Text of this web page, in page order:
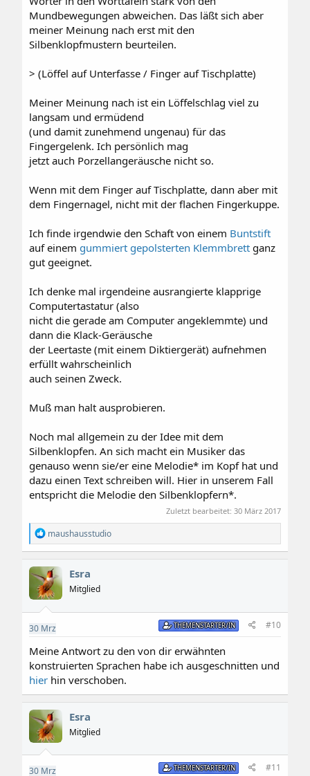
Mundbewegungen abweichen. Das läßt sich aber
meiner Meinung nach erst mit den
Silbenklopfmustern beurteilen.
> (Löffel auf Unterfasse / Finger auf Tischplatte)
Meiner Meinung nach ist ein Löffelschlag viel zu
langsam und ermüdend
(und damit zunehmend ungenau) für das
Fingergelenk. Ich persönlich mag
jetzt auch Porzellangeräusche nicht so.
Wenn mit dem Finger auf Tischplatte, dann aber mit
dem Fingernagel, nicht mit der flachen Fingerkuppe.
Ich finde irgendwie den Schaft von einem Buntstift
auf einemgummiert gepolsterten Klemmbrett ganz
gut geeignet.
Ich denke mal irgendeine ausrangierte klapprige
Computertastatur (also
nicht die gerade am Computer angeklemmte) und
dann die Klack-Geräusche
der Leertaste (mit einem Diktiergerät) aufnehmen
erfüllt wahrscheinlich
auch seinen Zweck.
Muß man halt ausprobieren.
Noch mal allgemein zu der Idee mit dem
Silbenklopfen. An sich macht ein Musiker das
genauso wenn sie/er eine Melodie* im Kopf hat und
dazu einen Text schreiben will. Hier in unserem Fall
entspricht die Melodie den Silbenklopfern*.
Zuletzt bearbeitet: 30 März 2017
R
e
a
k
t
i
o
n
n
maushausstudio
Esra
Mitglied
30 Mrz THEMENSTARTER/IN #10
Meine Antwort zu den von dir erwähnten
konstruierten Sprachen habe ich ausgeschnitten und
hier hin verschoben.
Esra
Mitglied
30 Mrz THEMENSTARTER/IN #11